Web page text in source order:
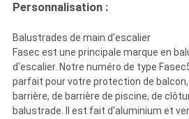
Personnalisation :
Balustrades de main d'escalier
Fasec est une principale marque en
d'escalier. Notre numéro de type
parfait pour votre protection de
barrière, de barrière de piscine, de
balustrade. Il est fait d'aluminium et